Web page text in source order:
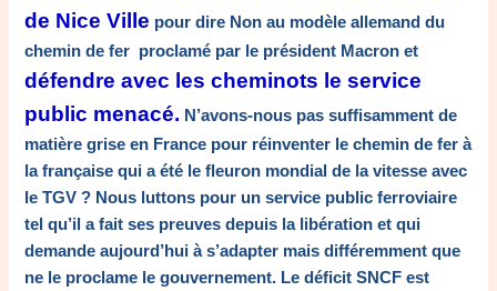
de Nice Ville pour dire Non au modèle allemand du
chemin de fer proclamé par le président Macron et
défendre avec les cheminots le service
public menacé. N’avons-nous pas suffisamment de
matière grise en France pour réinventer le chemin de fer à
la française qui a été le fleuron mondial de la vitesse avec
le TGV ? Nous luttons pour un service public ferroviaire
tel qu’il a fait ses preuves depuis la libération et qui
demande aujourd’hui à s’adapter mais différemment que
ne le proclame le gouvernement. Le déficit SNCF est